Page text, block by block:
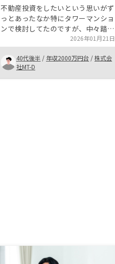
不動産投資をしたいという思いがず
っとあったなか特にタワーマンショ
ンで検討してたのですが、中々踏み
切れずズルズル今まで時が過ぎまし
てタイミングよくリノシーに出会え
たこと 昨今の値段高騰によってタ
ワーマンションでの利回りは厳しい
と思っていた矢先、コンパクトタイ
2026年01月21日
40代後半 / 年収2000万円台 /株式会
社MT-D